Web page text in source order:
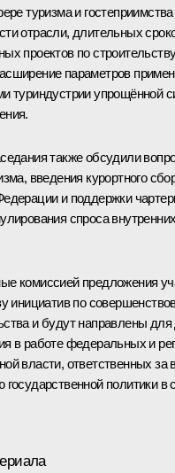
туризма и
отрасли, длительных
проектов по
параметров
туриндустрии упрощённой
также обсудили
введения курортного
и поддержки
спроса
комиссией предложения
инициатив по
и будут направлены
в работе федеральных и
власти, ответственных за
государственной политики в